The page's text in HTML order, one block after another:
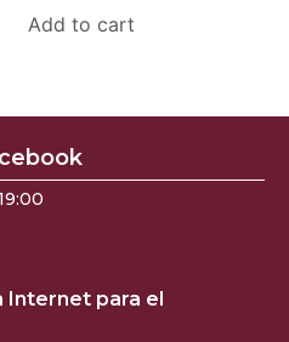
Add to cart
Internet para el